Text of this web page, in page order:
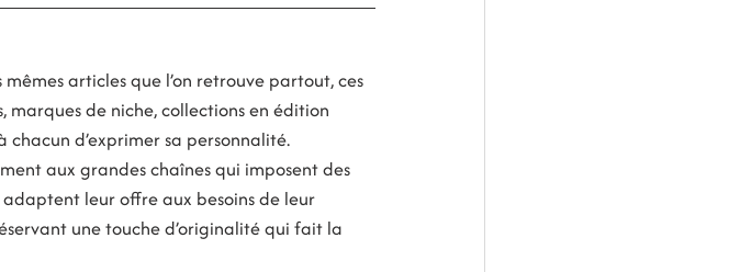
articles que l’on retrouve partout, ces
de niche, collections en édition
d’exprimer sa personnalité.
aux grandes chaînes qui imposent des
leur offre aux besoins de leur
une touche d’originalité qui fait la